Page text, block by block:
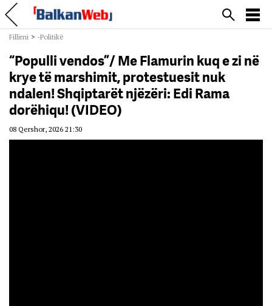
Fillimi > -Politikë
“Populli vendos”/ Me Flamurin kuq e zi në
krye të marshimit, protestuesit nuk
ndalen! Shqiptarët njëzëri: Edi Rama
dorëhiqu! (VIDEO)
08 Qershor, 2026 21:30